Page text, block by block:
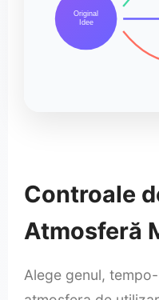
Original
Idee
Controale
Atmosferă
Alege genul,